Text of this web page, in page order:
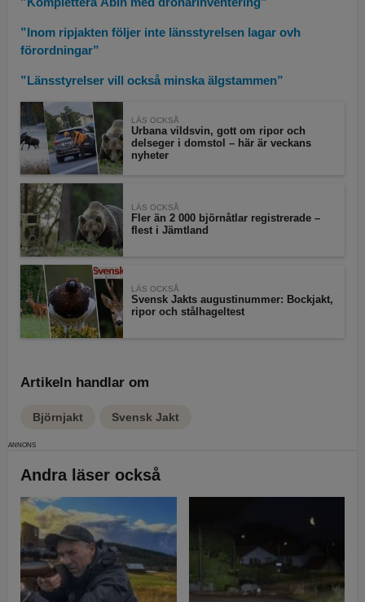
”Inom ripjakten följer inte länsstyrelsen lagar ovh
förordningar”
”Länsstyrelser vill också minska älgstammen”
LÄS OCKSÅ
Urbana vildsvin, gott om ripor och
delseger i domstol – här är veckans
nyheter
LÄS OCKSÅ
Fler än 2 000 björnåtlar registrerade –
flest i Jämtland
LÄS OCKSÅ
Svensk Jakts augustinummer: Bockjakt,
ripor och stålhageltest
Artikeln handlar om
Björnjakt Svensk Jakt
Andra läser också